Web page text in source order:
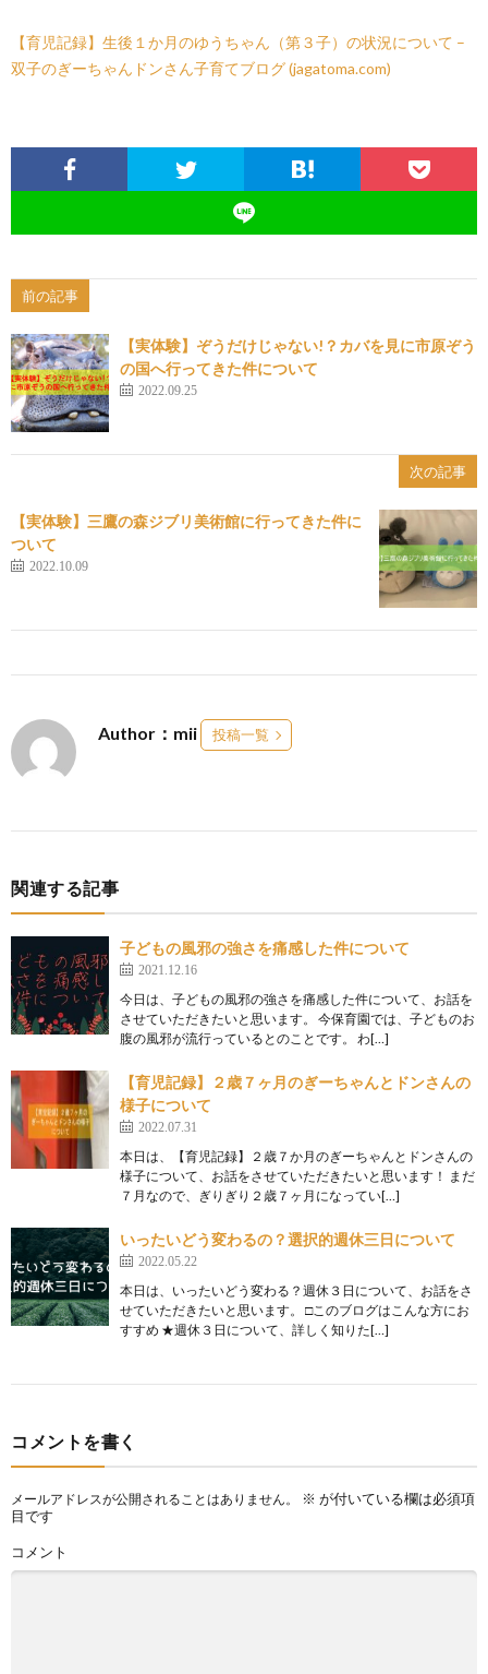
【育児記録】生後１か月のゆうちゃん（第３子）の状況について –
双子のぎーちゃんドンさん子育てブログ (jagatoma.com)
前の記事
【実体験】ぞうだけじゃない!？カバを見に市原ぞう
の国へ行ってきた件について
2022.09.25
次の記事
【実体験】三鷹の森ジブリ美術館に行ってきた件に
ついて
2022.10.09
Author：mii 投稿一覧
関連する記事
子どもの風邪の強さを痛感した件について
2021.12.16
今日は、子どもの風邪の強さを痛感した件について、お話を
させていただきたいと思います。 今保育園では、子どものお
腹の風邪が流行っているとのことです。 わ[…]
【育児記録】２歳７ヶ月のぎーちゃんとドンさんの
様子について
2022.07.31
本日は、【育児記録】２歳７か月のぎーちゃんとドンさんの
様子について、お話をさせていただきたいと思います！ まだ
７月なので、ぎりぎり２歳７ヶ月になってい[…]
いったいどう変わるの？選択的週休三日について
2022.05.22
本日は、いったいどう変わる？週休３日について、お話をさ
せていただきたいと思います。 □このブログはこんな方にお
すすめ ★週休３日について、詳しく知りた[…]
コメントを書く
メールアドレスが公開されることはありません。 ※ が付いている欄は必須項
目です
コメント